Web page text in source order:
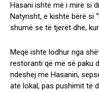
Hasani ishte më i mirë si
Natyrisht, e kishte bërë si
shumë se të tjerët dhe,
Meqë ishte lodhur nga
restoranti që më së paku
ndeshej me Hasanin,
atë lokal, pas pushimit të